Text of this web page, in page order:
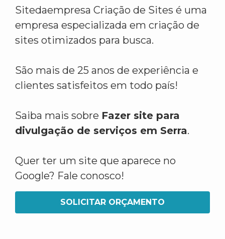
Sitedaempresa Criação de Sites é uma
empresa especializada em criação de
sites otimizados para busca.
São mais de 25 anos de experiência e
clientes satisfeitos em todo país!
Saiba mais sobre Fazer site para
divulgação de serviços em Serra.
Quer ter um site que aparece no
Google? Fale conosco!
SOLICITAR ORÇAMENTO